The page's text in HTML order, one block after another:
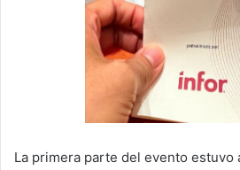
La primera parte del evento estuvo